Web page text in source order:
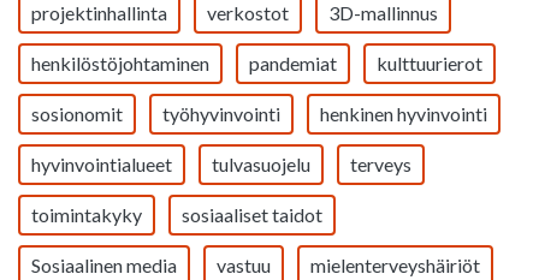
projektinhallinta verkostot 3D-mallinnus
henkilöstöjohtaminen pandemiat kulttuurierot
sosionomit työhyvinvointi henkinen hyvinvointi
hyvinvointialueet tulvasuojelu terveys
toimintakyky sosiaaliset taidot
Sosiaalinen media vastuu mielenterveyshäiriöt